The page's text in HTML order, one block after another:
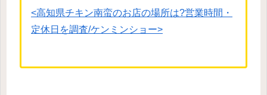
<高知県チキン南蛮のお店の場所は?営業時間・
定休日を調査/ケンミンショー>